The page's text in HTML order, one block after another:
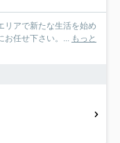
リアで新たな生活を始め
任せ下さい。...
もっと